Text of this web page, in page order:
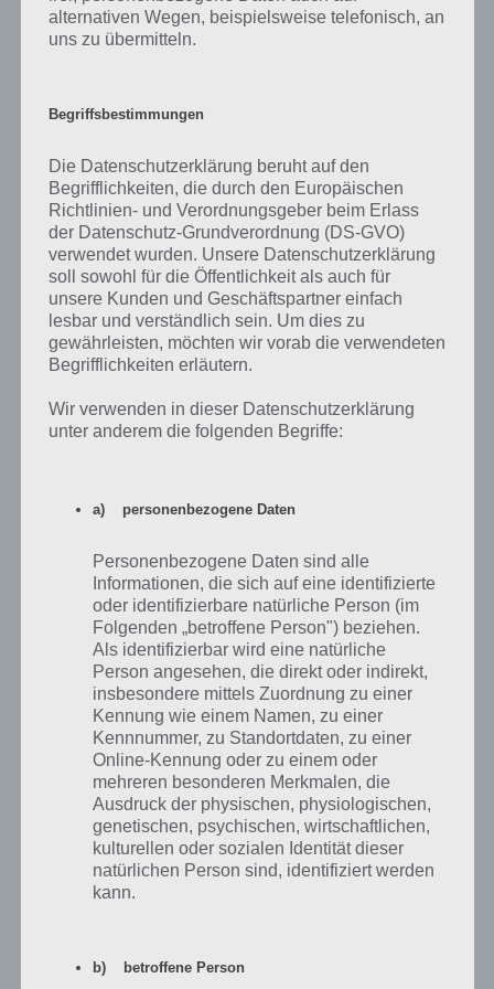
Gelbe und rote Sterne sehen beeindruckend aus, aber das verwirrt.
Ihr solltet weniger auf die Sterne gehen, denn diese erhöhen das
ganze lediglich um 1. Auch ein roter Stern bringt nur 5 Sterne. Wenn
als die Sterne einzusammeln.
Auf Geldsäcke, aber vor allem auf den großen Stern solltet ihr
dagegen achten. Ein solcher großer Stern bringt euch in Stampede
Run 1000 Sterne. Diesen zu verfehlen ist nicht gut.
Zusammenfassend lässt sich sagen: Lasst euch nicht von den
Sternen verwirren und slidet lieber die Gegenstände um.
Der Bullenritt
Wenn die Bullen in die gleiche Richtung wie ihr lauft, könnt ihr einen
Bullenritt machen. Dieser bringt euch nicht nur in die Luft, sondern
Sternenbonus obendrauf.
genug am Bullen dran seid, auf diesen rauf und schon gehts in die
Luft. Manchmal müsst ihr das auch machen, um an einen großen
Stern zu bekommen, der 1000 Sterne bringt.
Die Gassen in Stampede Run
Ein guter Trick, um richtig viele Sterne zu machen sind die Gassen
von Stampede Run. Diese erkennt man immer am Pfeil nach rechts
oder links, dass es dareingeht. Hier gibt es meist nur eine Linie,
sodass man hier genau aufpassen muss. Kommen Bullen von vorne,
muss man diese Überspringen, ansonsten macht man den Bullenritt.
In jedem Gang gibt es 1 bis 2 große Sterne. Diese bringen je 1000
Sterne. Wenn ihr also große Sterne seht, versucht diese unbedingt
aufzunehmen.
Ihr müsst also nicht wild nach links oder rechts springen, sondern
alternativen Wegen, beispielsweise telefonisch, an
uns zu übermitteln.
Begriffsbestimmungen
Die Datenschutzerklärung beruht auf den
Begrifflichkeiten, die durch den Europäischen
Richtlinien- und Verordnungsgeber beim Erlass
der Datenschutz-Grundverordnung (DS-GVO)
verwendet wurden. Unsere Datenschutzerklärung
soll sowohl für die Öffentlichkeit als auch für
unsere Kunden und Geschäftspartner einfach
lesbar und verständlich sein. Um dies zu
gewährleisten, möchten wir vorab die verwendeten
Begrifflichkeiten erläutern.
Wir verwenden in dieser Datenschutzerklärung
unter anderem die folgenden Begriffe:
a) personenbezogene Daten
Personenbezogene Daten sind alle
Informationen, die sich auf eine identifizierte
oder identifizierbare natürliche Person (im
Folgenden „betroffene Person") beziehen.
Als identifizierbar wird eine natürliche
Person angesehen, die direkt oder indirekt,
insbesondere mittels Zuordnung zu einer
Kennung wie einem Namen, zu einer
Kennnummer, zu Standortdaten, zu einer
Online-Kennung oder zu einem oder
mehreren besonderen Merkmalen, die
Ausdruck der physischen, physiologischen,
genetischen, psychischen, wirtschaftlichen,
kulturellen oder sozialen Identität dieser
natürlichen Person sind, identifiziert werden
kann.
b) betroffene Person